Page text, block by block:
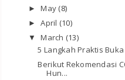
►May (8)
►April (10)
▼March (13)
5 Langkah Praktis
Berikut Rekomendasi
Hun...